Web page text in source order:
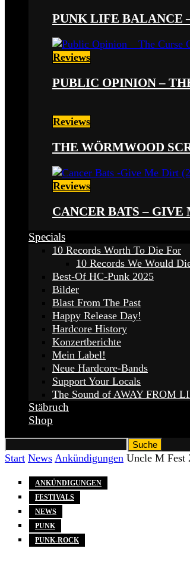
PUNK LIFE BALANCE
Reviews
PUBLIC OPINION –
Reviews
THE WÖRMWOOD
Reviews
CANCER BATS –
Specials
10 Records Worth To Die For
10 Records We Would
Best-Of HC-Punk 2025
Bilder
Blast From The Past
Happy Release Day!
Hardcore History
Konzertberichte
Mein Label!
Neue Hardcore-Bands
Support Your Locals
The Sound of AWAY FROM
Stäbruch
Shop
Start News Ankündigungen Uncle M Fest
ANKÜNDIGUNGEN
FESTIVALS
NEWS
PUNK
PUNK-ROCK